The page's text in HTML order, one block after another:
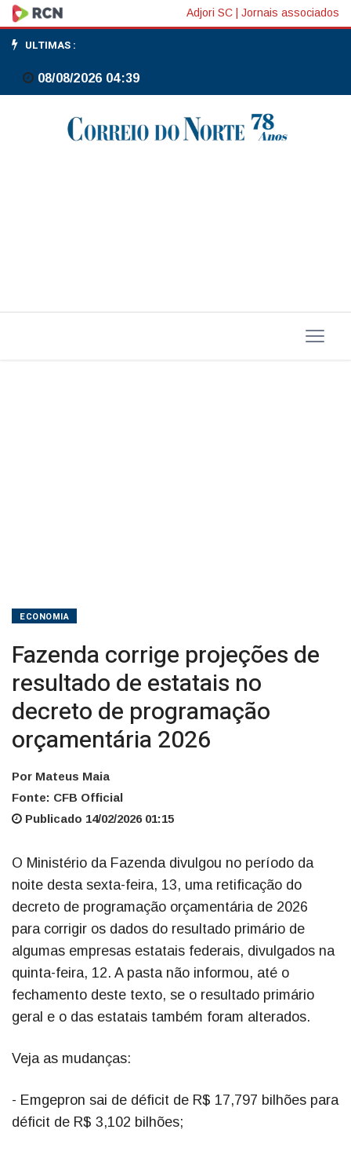
Fazenda
corrige
projeções
resultado
de
Adjori SC Jornais associados
ULTIMAS :
08/08/2026 04:39
ECONOMIA
Fazenda corrige projeções de
resultado de estatais no
decreto de programação
orçamentária 2026
Por Mateus Maia
Fonte: CFB Official
Publicado 14/02/2026 01:15
O Ministério da Fazenda divulgou no período da
noite desta sexta-feira, 13, uma retificação do
decreto de programação orçamentária de 2026
para corrigir os dados do resultado primário de
algumas empresas estatais federais, divulgados na
quinta-feira, 12. A pasta não informou, até o
fechamento deste texto, se o resultado primário
geral e o das estatais também foram alterados.
Veja as mudanças:
- Emgepron sai de déficit de R$ 17,797 bilhões para
déficit de R$ 3,102 bilhões;